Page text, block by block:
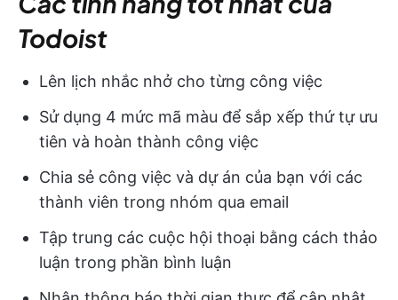
Todoist
Lên lịch nhắc nhở cho từng công việc
Sử dụng 4 mức mã màu để sắp xếp thứ tự ưu
tiên và hoàn thành công việc
Chia sẻ công việc và dự án của bạn với các
thành viên trong nhóm qua email
Tập trung các cuộc hội thoại bằng cách thảo
luận trong phần bình luận